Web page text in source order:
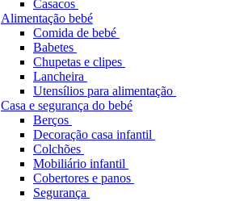
Casacos
Alimentação bebé
Comida de bebé
Babetes
Chupetas e clipes
Lancheira
Utensílios para alimentação
Casa e segurança do bebé
Berços
Decoração casa infantil
Colchões
Mobiliário infantil
Cobertores e panos
Segurança